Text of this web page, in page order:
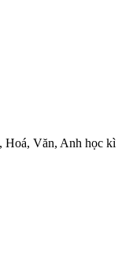
Hoá, Văn, Anh học kì